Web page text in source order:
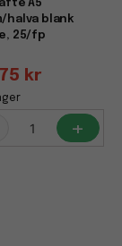
A5
halva blank
25/fp
kr
+